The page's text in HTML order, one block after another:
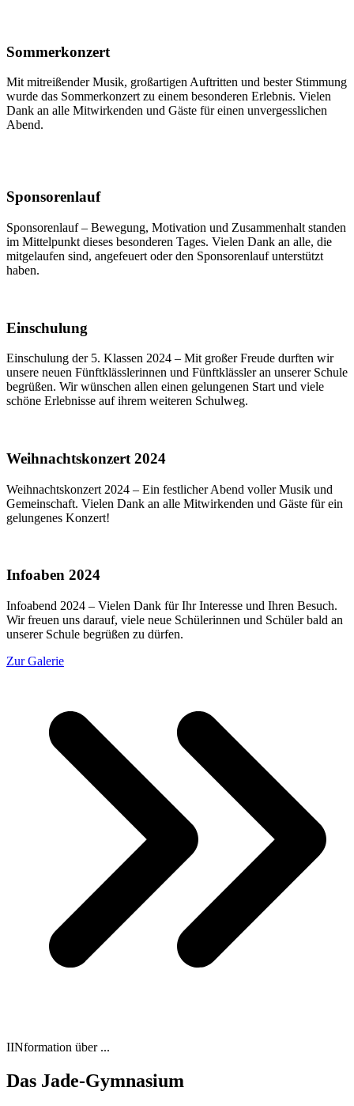
Sommerkonzert
Mit mitreißender Musik, großartigen Auftritten und bester Stimmung
wurde das Sommerkonzert zu einem besonderen Erlebnis. Vielen
Dank an alle Mitwirkenden und Gäste für einen unvergesslichen
Abend.
Sponsorenlauf
Sponsorenlauf – Bewegung, Motivation und Zusammenhalt standen
im Mittelpunkt dieses besonderen Tages. Vielen Dank an alle, die
mitgelaufen sind, angefeuert oder den Sponsorenlauf unterstützt
haben.
Einschulung
Einschulung der 5. Klassen 2024 – Mit großer Freude durften wir
unsere neuen Fünftklässlerinnen und Fünftklässler an unserer Schule
begrüßen. Wir wünschen allen einen gelungenen Start und viele
schöne Erlebnisse auf ihrem weiteren Schulweg.
Weihnachtskonzert 2024
Weihnachtskonzert 2024 – Ein festlicher Abend voller Musik und
Gemeinschaft. Vielen Dank an alle Mitwirkenden und Gäste für ein
gelungenes Konzert!
Infoaben 2024
Infoabend 2024 – Vielen Dank für Ihr Interesse und Ihren Besuch.
Wir freuen uns darauf, viele neue Schülerinnen und Schüler bald an
unserer Schule begrüßen zu dürfen.
Zur Galerie
IINformation über ...
Das Jade-Gymnasium